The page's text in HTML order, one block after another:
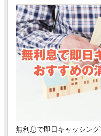
無利息で即日キャッシン